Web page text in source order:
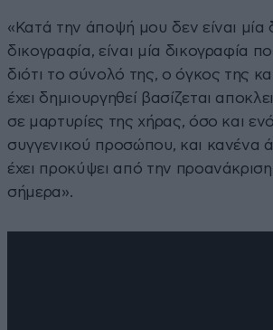
«Κατά την άποψή μου δεν είναι μία
δικογραφία, είναι μία δικογραφία
διότι το σύνολό της, ο όγκος της
έχει δημιουργηθεί βασίζεται
σε μαρτυρίες της χήρας, όσο και
συγγενικού προσώπου, και κανένα
έχει προκύψει από την προανάκριση
σήμερα».